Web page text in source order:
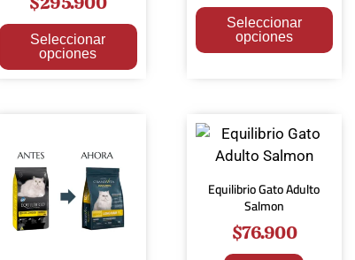
Seleccionar
opciones
Seleccionar
opciones
Equilibrio Gato Adulto
Salmon
$76.900